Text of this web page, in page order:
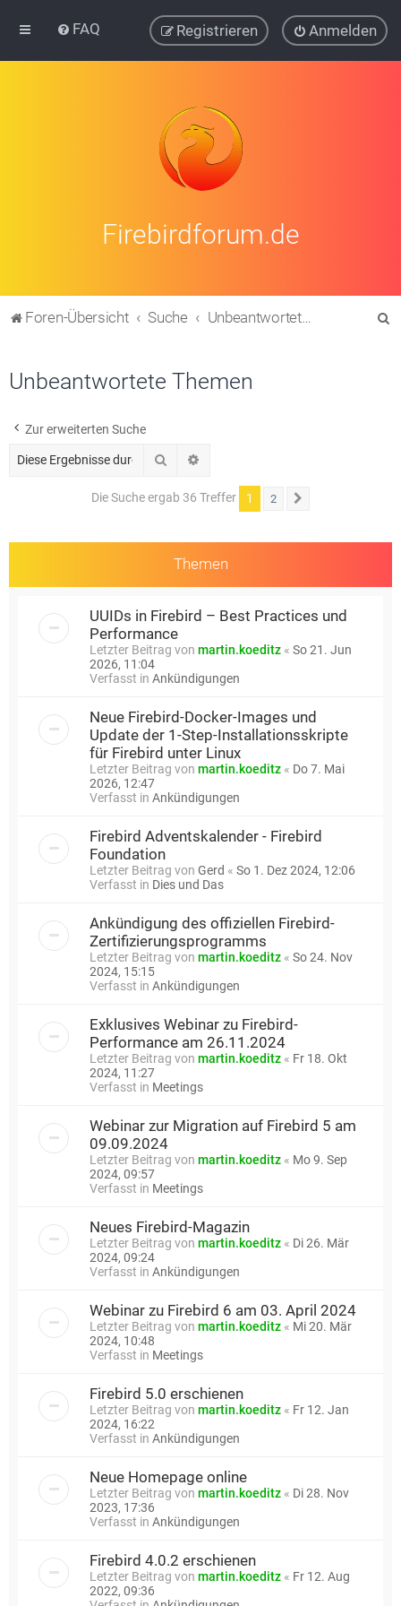
FAQ Anmelden
Registrieren
Firebirdforum.de
Foren-Übersicht Suche Unbeantwortete Themen
Unbeantwortete Themen
Zur erweiterten Suche
Suche
Die Suche ergab 36 Treffer 1 2
Themen
UUIDs in Firebird – Best Practices und
Performance
Letzter Beitrag von martin.koeditz « So 21. Jun
2026, 11:04
Verfasst in Ankündigungen
Neue Firebird-Docker-Images und
Update der 1-Step-Installationsskripte
für Firebird unter Linux
Letzter Beitrag von martin.koeditz « Do 7. Mai
2026, 12:47
Verfasst in Ankündigungen
Firebird Adventskalender - Firebird
Foundation
Letzter Beitrag von Gerd « So 1. Dez 2024, 12:06
Verfasst in Dies und Das
Ankündigung des offiziellen Firebird-
Zertifizierungsprogramms
Letzter Beitrag von martin.koeditz « So 24. Nov
2024, 15:15
Verfasst in Ankündigungen
Exklusives Webinar zu Firebird-
Performance am 26.11.2024
Letzter Beitrag von martin.koeditz « Fr 18. Okt
2024, 11:27
Verfasst in Meetings
Webinar zur Migration auf Firebird 5 am
09.09.2024
Letzter Beitrag von martin.koeditz « Mo 9. Sep
2024, 09:57
Verfasst in Meetings
Neues Firebird-Magazin
Letzter Beitrag von martin.koeditz « Di 26. Mär
2024, 09:24
Verfasst in Ankündigungen
Webinar zu Firebird 6 am 03. April 2024
Letzter Beitrag von martin.koeditz « Mi 20. Mär
2024, 10:48
Verfasst in Meetings
Firebird 5.0 erschienen
Letzter Beitrag von martin.koeditz « Fr 12. Jan
2024, 16:22
Verfasst in Ankündigungen
Neue Homepage online
Letzter Beitrag von martin.koeditz « Di 28. Nov
2023, 17:36
Verfasst in Ankündigungen
Firebird 4.0.2 erschienen
Letzter Beitrag von martin.koeditz « Fr 12. Aug
2022, 09:36